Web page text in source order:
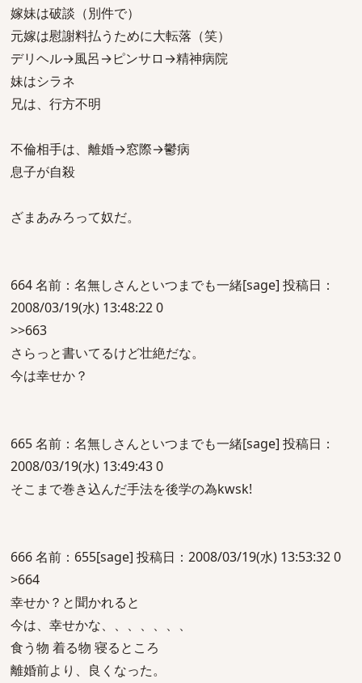
嫁妹は破談（別件で）
元嫁は慰謝料払うために大転落（笑）
デリヘル→風呂→ピンサロ→精神病院
妹はシラネ
兄は、行方不明
不倫相手は、離婚→窓際→鬱病
息子が自殺
ざまあみろって奴だ。
664 名前：名無しさんといつまでも一緒[sage] 投稿日：
2008/03/19(水) 13:48:22 0
>>663
さらっと書いてるけど壮絶だな。
今は幸せか？
665 名前：名無しさんといつまでも一緒[sage] 投稿日：
2008/03/19(水) 13:49:43 0
そこまで巻き込んだ手法を後学の為kwsk!
666 名前：655[sage] 投稿日：2008/03/19(水) 13:53:32 0
>664
幸せか？と聞かれると
今は、幸せかな、、、、、、、
食う物 着る物 寝るところ
離婚前より、良くなった。